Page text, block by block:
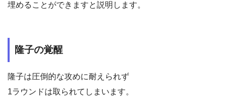
埋めることができますと説明します。
隆子の覚醒
隆子は圧倒的な攻めに耐えられず
1ラウンドは取られてしまいます。